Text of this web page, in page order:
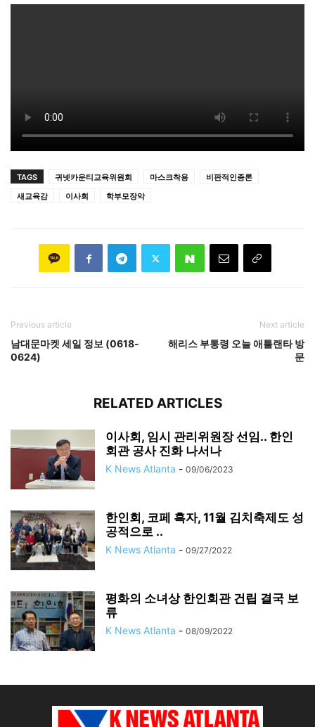
TAGS 귀넷카운티교육위원회 마스크착용
비판적인종론
새교육감
이사회 학부모장악
Previous article
남대문마켓 세일 정보 (0618-
0624)
Next article
해리스 부통령 오늘 애틀랜타 방
문
RELATED ARTICLES
이사회, 임시 관리위원장 선임.. 한인
회관 공사 진화 나서나
K News Atlanta - 09/06/2023
한인회, 코페 흑자, 11월 김치축제도 성
공적으로 ..
K News Atlanta - 09/27/2022
평화의 소녀상 한인회관 건립 결국 보
류
K News Atlanta - 08/09/2022